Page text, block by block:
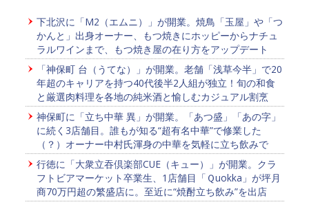
下北沢に「M2（エムニ）」が開業。焼鳥「玉屋」や「つ
かんと」出身オーナー、もつ焼きにホッピーからナチュ
ラルワインまで、もつ焼き屋の在り方をアップデート
「神保町 台（うてな）」が開業。老舗「浅草今半」で20
年超のキャリアを持つ40代後半2人組が独立！旬の和食
と厳選肉料理を各地の純米酒と愉しむカジュアル割烹
神保町に「立ち中華 異」が開業。「あつ盛」「あの字」
に続く3店舗目。誰もが知る“超有名中華”で修業した
（？）オーナー中村氏渾身の中華を気軽に立ち飲みで
行徳に「大衆立吞倶楽部CUE（キュー）」が開業。クラ
フトビアマーケット卒業生、1店舗目「Ｑuokka」が坪月
商70万円超の繁盛店に。至近に“焼酎立ち飲み”を出店